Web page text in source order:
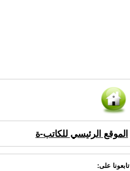
الموقع الرئيسي للكاتب-ة
تابعونا على: